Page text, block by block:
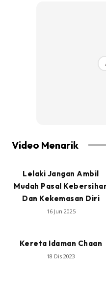
Video Menarik
Lelaki Jangan Ambil
Mudah Pasal
Dan Kekemasan Diri
16 Jun 2025
Kereta Idaman Chaan
18 Dis 2023